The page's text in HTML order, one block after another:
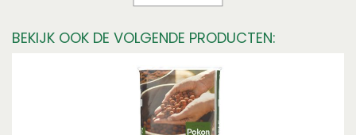
Breedte
BEKIJK OOK DE VOLGENDE PRODUCTEN: